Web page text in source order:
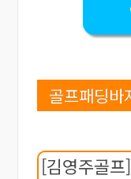
골프패딩
[김영주골